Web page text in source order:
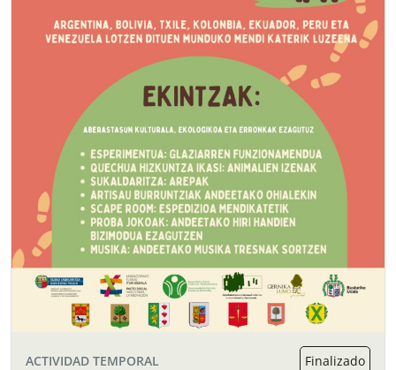
ACTIVIDAD TEMPORAL Finalizado